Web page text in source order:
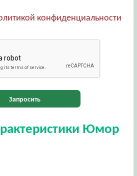
конфиденциальности
Запросить
Юмор